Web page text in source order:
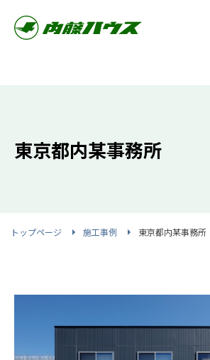
東京都内某事務所
トップページ 施工事例 東京都内某事務所